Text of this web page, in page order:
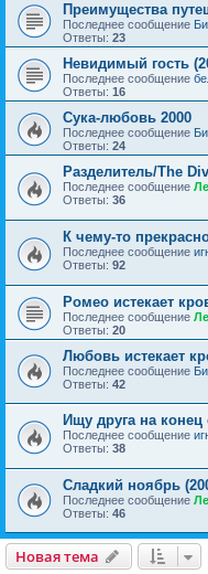
Преимущества
Последнее сообщение
Ответы: 23
Невидимый гость
Последнее сообщение
Ответы: 16
Сука-любовь 2000
Последнее сообщение
Ответы: 24
Разделитель/The
Последнее сообщение
Ответы: 36
К чему-то
Последнее сообщение
Ответы: 92
Ромео истекает
Последнее сообщение
Ответы: 20
Любовь истекает
Последнее сообщение
Ответы: 42
Ищу друга на конец
Последнее сообщение
Ответы: 38
Сладкий ноябрь
Последнее сообщение
Ответы: 46
Новая тема